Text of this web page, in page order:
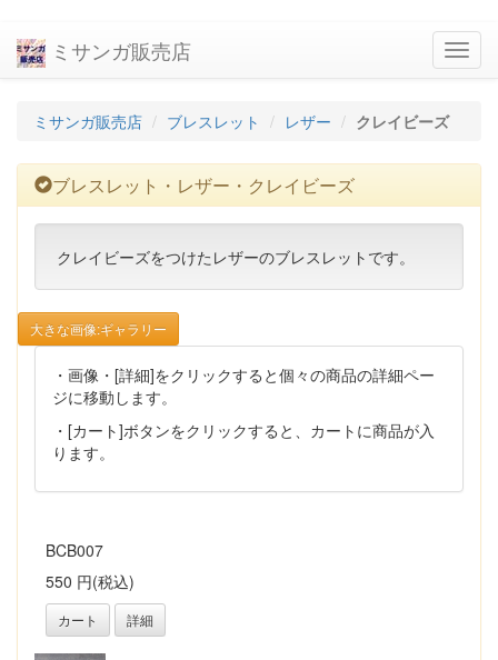
ミサンガ販売店
ミサンガ販売店 ブレスレット レザー クレイビーズ
ブレスレット・レザー・クレイビーズ
クレイビーズをつけたレザーのブレスレットです。
大きな画像:ギャラリー
・画像・[詳細]をクリックすると個々の商品の詳細ペー
ジに移動します。
・[カート]ボタンをクリックすると、カートに商品が入
ります。
BCB007
550 円(税込)
カート 詳細